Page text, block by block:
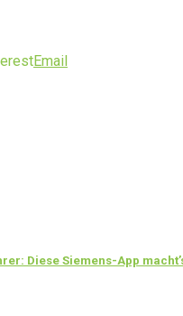
Email
Diese Siemens-App